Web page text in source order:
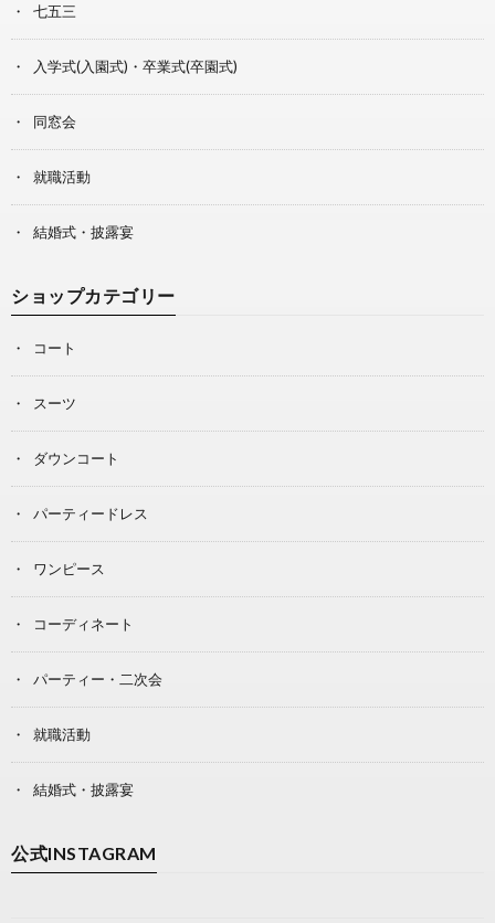
七五三
入学式(入園式)・卒業式(卒園式)
同窓会
就職活動
結婚式・披露宴
ショップカテゴリー
コート
スーツ
ダウンコート
パーティードレス
ワンピース
コーディネート
パーティー・二次会
就職活動
結婚式・披露宴
公式INSTAGRAM